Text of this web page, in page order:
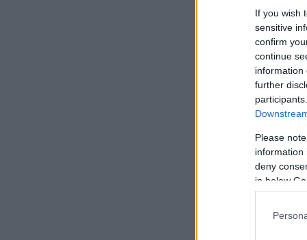
If you wish
sensitive
confirm
continue
information
further
Please
information
deny
in below